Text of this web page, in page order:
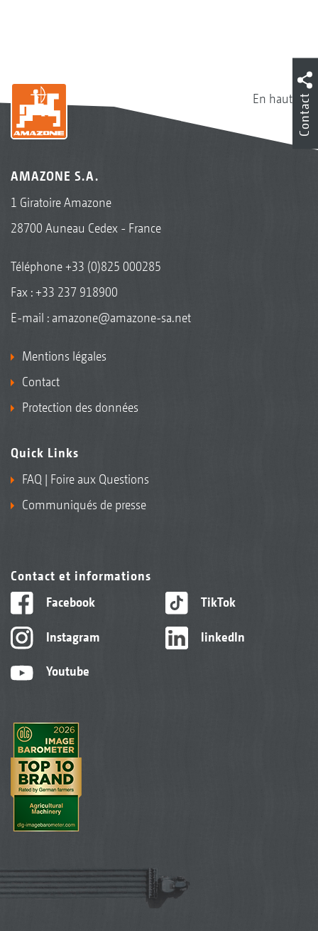
En haut
AMAZONE S.A.
1 Giratoire Amazone
28700 Auneau Cedex - France
Téléphone+33 (0)825 000285
Fax : +33 237 918900
E-mail : amazone@amazone-sa.net
Mentions légales
Contact
Protection des données
Quick Links
FAQ | Foire aux Questions
Communiqués de presse
Contact et informations
Facebook
Instagram
Youtube
TikTok
linkedIn
Contact